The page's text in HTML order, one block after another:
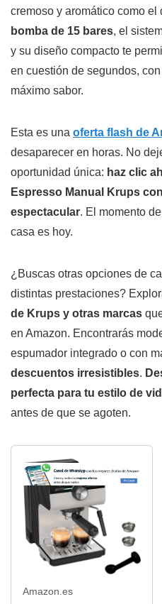
cremoso y aromático como el
bomba de 15 bares, el
y su diseño compacto te
en cuestión de segundos,
máximo sabor.
Esta es una oferta flash de
desaparecer en horas. No
oportunidad única: haz clic
Espresso Manual Krups
espectacular. El momento
casa es hoy.
¿Buscas otras opciones de
distintas prestaciones?
de Krups y otras marcas
en Amazon. Encontrarás
espumador integrado o con
descuentos irresistibles.
perfecta para tu estilo de
antes de que se agoten.
Amazon.es